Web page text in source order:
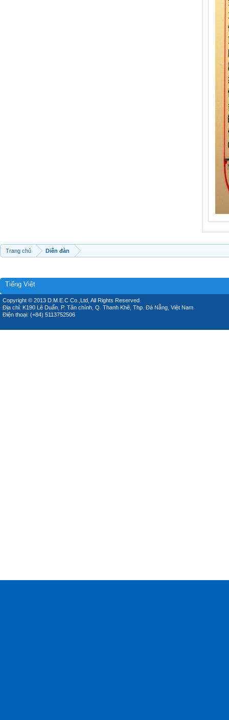
Trang chủ Diễn đàn
Tiếng Việt
Copyright © 2013 D.M.E.C Co.,Ltd, All Rights Reserved.
Địa chỉ: K190 Lê Duẩn, P. Tân chính, Q. Thanh Khê, Thp. Đà Nẵng, Việt Nam.
Điện thoại: (+84) 5113752506